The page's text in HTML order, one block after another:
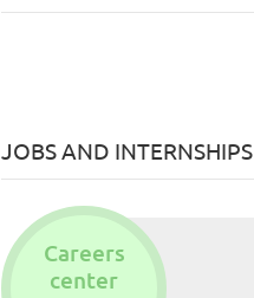
JOBS AND INTERNSHIPS
Careers
center